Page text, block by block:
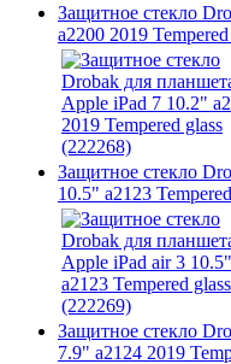
Защитное стекло
a2200 2019
Защитное стекло
10.5" a2123
Защитное стекло
7.9" a2124 2019